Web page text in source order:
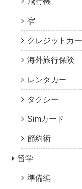
宿
クレジットカ
海外旅行保険
レンタカー
タクシー
Simカード
節約術
留学
準備編